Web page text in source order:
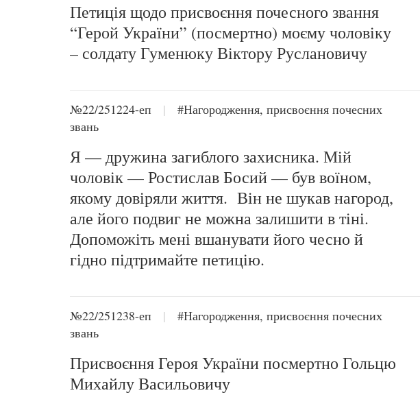
Петиція щодо присвоєння почесного звання
“Герой України” (посмертно) моєму чоловіку
– солдату Гуменюку Віктору Руслановичу
№22/251224-еп |
#Нагородження, присвоєння почесних
звань
Я — дружина загиблого захисника. Мій
чоловік — Ростислав Босий — був воїном,
якому довіряли життя. Він не шукав нагород,
але його подвиг не можна залишити в тіні.
Допоможіть мені вшанувати його чесно й
гідно підтримайте петицію.
№22/251238-еп |
#Нагородження, присвоєння почесних
звань
Присвоєння Героя України посмертно Гольцю
Михайлу Васильовичу